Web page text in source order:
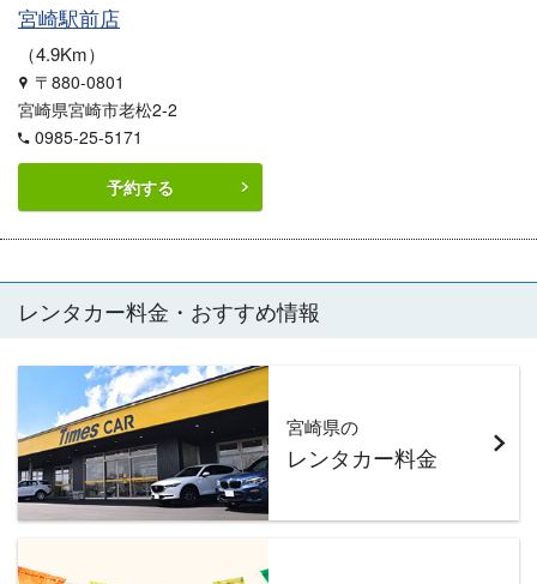
宮崎駅前店
4.9Km
〒880-0801
宮崎県宮崎市老松2-2
0985-25-5171
予約する
レンタカー料金・おすすめ情報
宮崎県の
レンタカー料金